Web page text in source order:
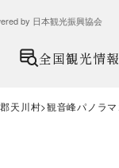
by 日本観光振興協会
全国観光情
天川村 観音峰パノラマ